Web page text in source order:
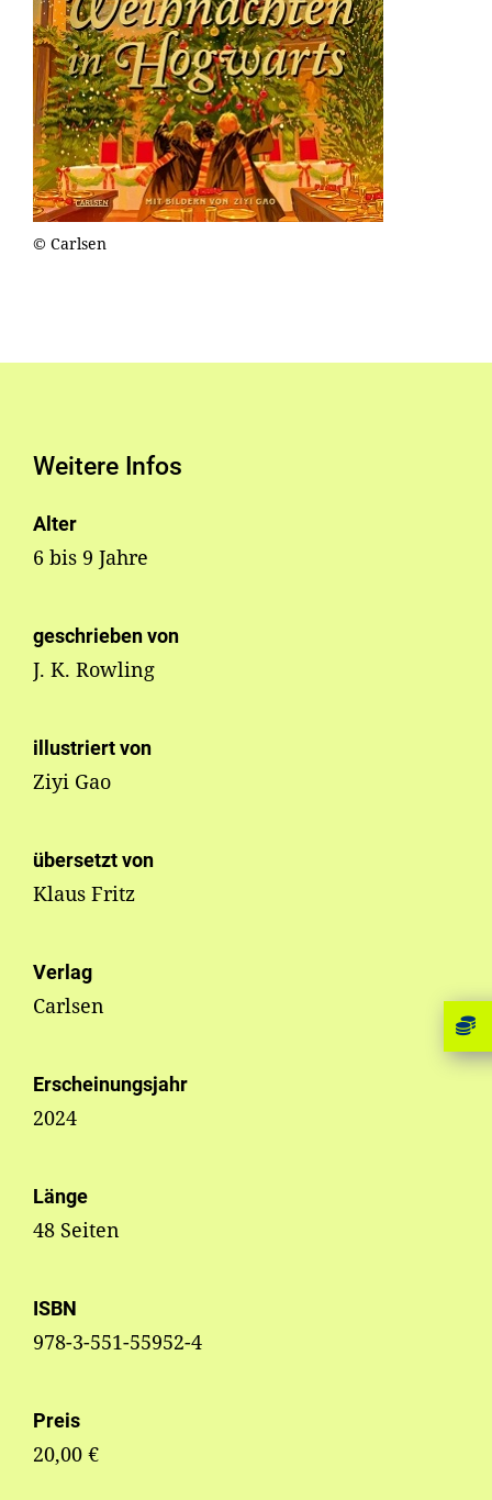
© Carlsen
Weitere Infos
Alter
6 bis 9 Jahre
geschrieben von
J. K. Rowling
illustriert von
Ziyi Gao
übersetzt von
Klaus Fritz
Verlag
Carlsen
Erscheinungsjahr
2024
Länge
48 Seiten
ISBN
978-3-551-55952-4
Preis
20,00 €